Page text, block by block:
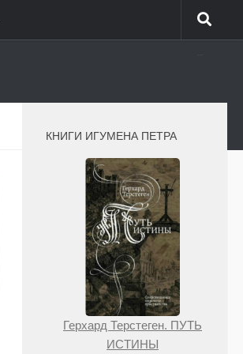
КНИГИ ИГУМЕНА ПЕТРА
Герхард Терстеген. ПУТЬ
ИСТИНЫ